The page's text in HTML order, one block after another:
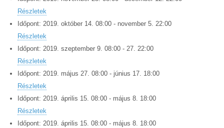
Részletek
Időpont: 2019. október 14. 08:00 - november 5. 22:00
Részletek
Időpont: 2019. szeptember 9. 08:00 - 27. 22:00
Részletek
Időpont: 2019. május 27. 08:00 - június 17. 18:00
Részletek
Időpont: 2019. április 15. 08:00 - május 8. 18:00
Részletek
Időpont: 2019. április 15. 08:00 - május 8. 18:00